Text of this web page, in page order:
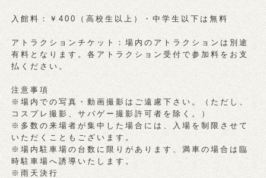
入館料：￥400（高校生以上）・中学生以下は無料
アトラクションチケット：場内のアトラクションは別途
有料となります。各アトラクション受付で参加料をお支
払ください。
注意事項
※場内での写真・動画撮影はご遠慮下さい。（ただし、
コスプレ撮影、サバゲー撮影許可者を除く。）
※多数の来場者が集中した場合には、入場を制限させて
いただくこともございます。
※場内駐車場の台数に限りがあります、満車の場合は臨
時駐車場へ誘導いたします。
※雨天決行